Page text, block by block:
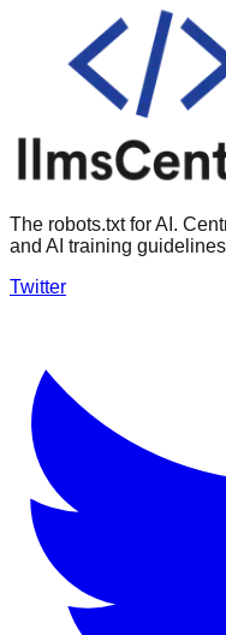
The robots.txt for AI.
and AI training
Twitter